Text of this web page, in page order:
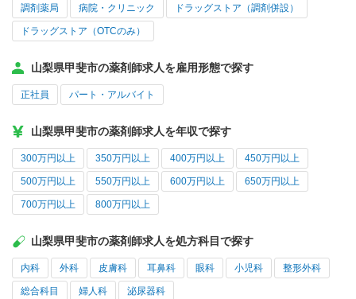
調剤薬局 病院・クリニック ドラッグストア（調剤併設）
ドラッグストア（OTCのみ）
山梨県甲斐市の薬剤師求人を雇用形態で探す
正社員 パート・アルバイト
山梨県甲斐市の薬剤師求人を年収で探す
300万円以上 350万円以上 400万円以上 450万円以上
500万円以上 550万円以上 600万円以上 650万円以上
700万円以上 800万円以上
山梨県甲斐市の薬剤師求人を処方科目で探す
内科 外科 皮膚科 耳鼻科 眼科 小児科 整形外科
総合科目 婦人科 泌尿器科